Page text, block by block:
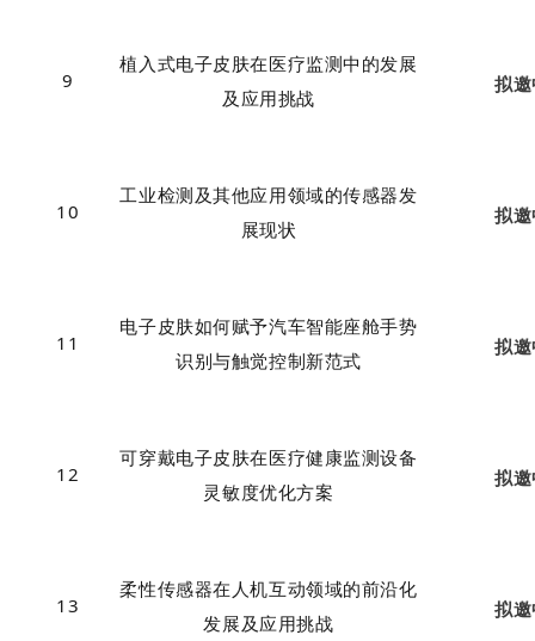
9
植入式电子皮肤在医疗监测中的发展
及应用挑战
拟
10
工业检测及其他应用领域的传感器发
展现状
拟
11
电子皮肤如何赋予汽车智能座舱手势
识别与触觉控制新范式
拟
12
可穿戴电子皮肤在医疗健康监测设备
灵敏度优化方案
拟
13
柔性传感器在人机互动领域的前沿化
发展及应用挑战
拟